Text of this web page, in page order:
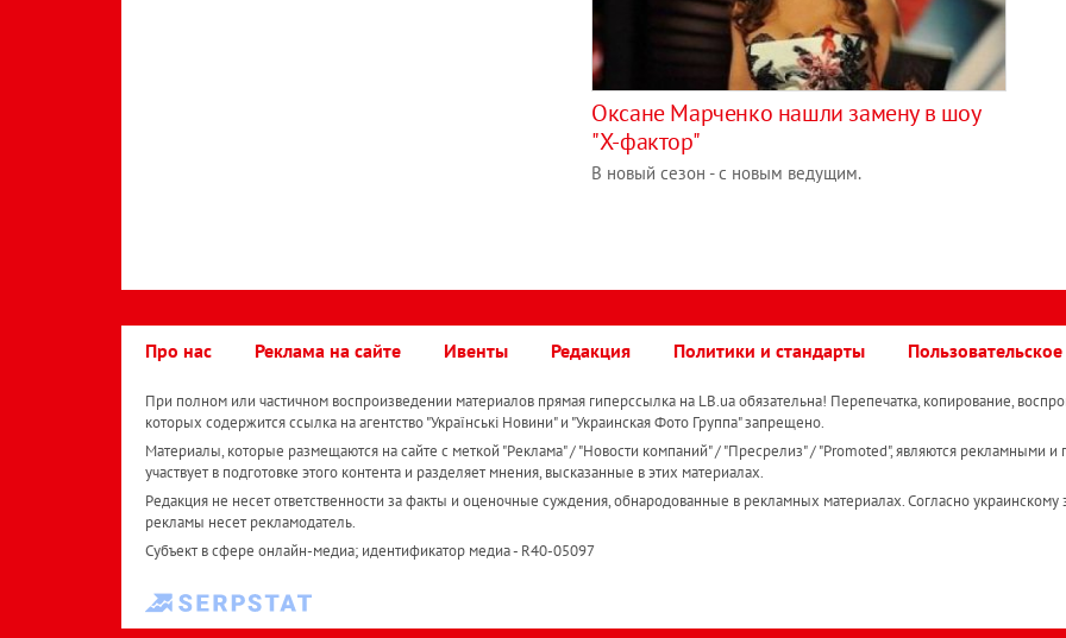
Оксане Марченко нашли замену в шоу
"Х-фактор"
В новый сезон - с новым ведущим.
Про нас Реклама на сайте Ивенты Редакция Политики и стандарты
При полном или частичном воспроизведении материалов прямая гиперссылка на LB.ua обязательна! Перепечатка, копирование,
которых содержится ссылка на агентство "Українськi Новини" и "Украинская Фото Группа" запрещено.
Материалы, которые размещаются на сайте с меткой "Реклама" / "Новости компаний" / "Пресрелиз" / "Promoted", являются рекламными и
участвует в подготовке этого контента и разделяет мнения, высказанные в этих материалах.
Редакция не несет ответственности за факты и оценочные суждения, обнародованные в рекламных материалах. Согласно украинскому
рекламы несет рекламодатель.
Субъект в сфере онлайн-медиа; идентификатор медиа - R40-05097